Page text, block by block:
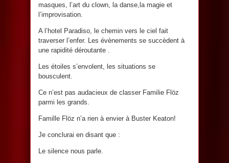
masques, l’art du clown, la danse,la magie et
l’improvisation.
A l’hotel Paradiso, le chemin vers le ciel fait
traverser l’enfer. Les évènements se succèdent à
une rapidité déroutante .
Les étoiles s’envolent, les situations se
bousculent.
Ce n’est pas audacieux de classer Familie Flöz
parmi les grands.
Famille Flöz n’a rien à envier à Buster Keaton!
Je conclurai en disant que :
Le silence nous parle.